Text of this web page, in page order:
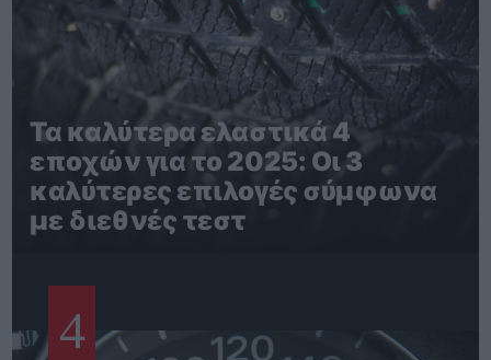
Τα καλύτερα ελαστικά 4
εποχών για το 2025: Οι 3
καλύτερες επιλογές σύμφωνα
με διεθνές τεστ
4